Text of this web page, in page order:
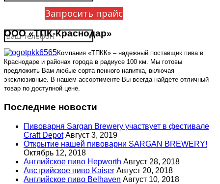
Запросить прайс
ООО «ТПК-Краснодар»
Компания «ТПКК» – надежный поставщик пива в
Краснодаре и районах города в радиусе 100 км. Мы готовы
предложить Вам любые сорта пенного напитка, включая
эксклюзивные. В нашем ассортименте Вы всегда найдете отличный
товар по доступной цене.
Последние новости
Пивоварня Sargan Brewery участвует в фестивале
Craft Depot Август 3, 2019
Открытие нашей пивоварни SARGAN BREWERY!
Октябрь 12, 2018
Английское пиво Hepworth Август 28, 2018
Австрийское пиво Kaiser Август 20, 2018
Английское пиво Belhaven Август 10, 2018